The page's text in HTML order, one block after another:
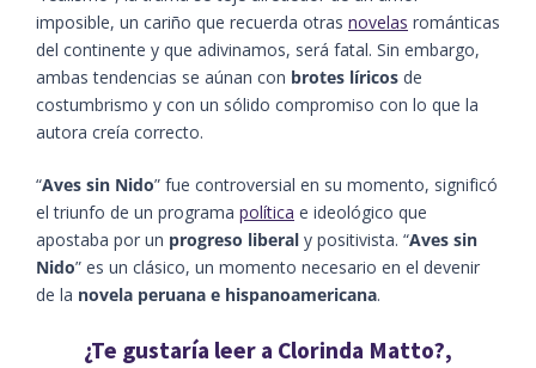
imposible, un cariño que recuerda otras novelas románticas
del continente y que adivinamos, será fatal. Sin embargo,
ambas tendencias se aúnan con brotes líricos de
costumbrismo y con un sólido compromiso con lo que la
autora creía correcto.
“Aves sin Nido” fue controversial en su momento, significó
el triunfo de un programa política e ideológico que
apostaba por un progreso liberal y positivista. “Aves sin
Nido” es un clásico, un momento necesario en el devenir
de la novela peruana e hispanoamericana.
¿Te gustaría leer a Clorinda Matto?,